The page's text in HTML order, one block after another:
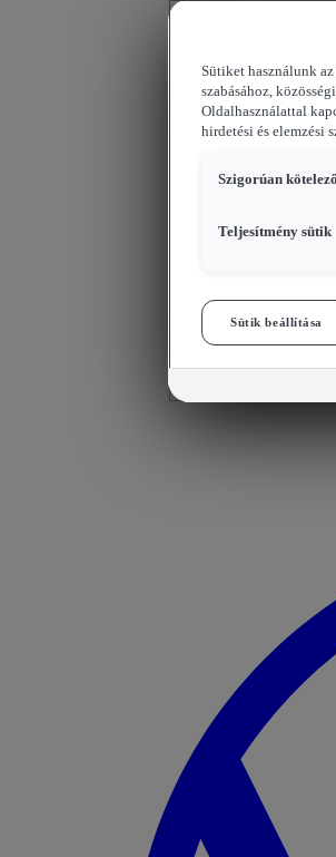
Sütiket használunk
szabásához,
Oldalhasználattal
hirdetési és elemzési
Szigorúan
Teljesítmény sütik
Sütik beállítása